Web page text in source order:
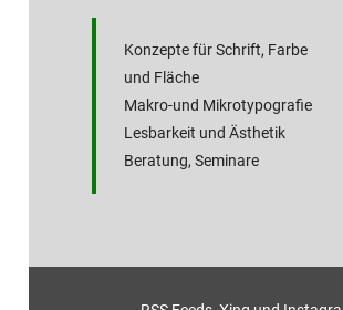
Konzepte für Schrift, Farbe
und Fläche
Makro-und Mikrotypografie
Lesbarkeit und Ästhetik
Beratung, Seminare